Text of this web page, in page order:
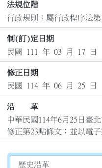
法規位階
行政規則：屬行政程序法
制(訂)定日期
民國 111 年 03 月 17 日
修正日期
民國 114 年 06 月 25 日
沿 革
中華民國114年6月25日臺
修正第23點條文；並以電
切換選擇法規資訊內容